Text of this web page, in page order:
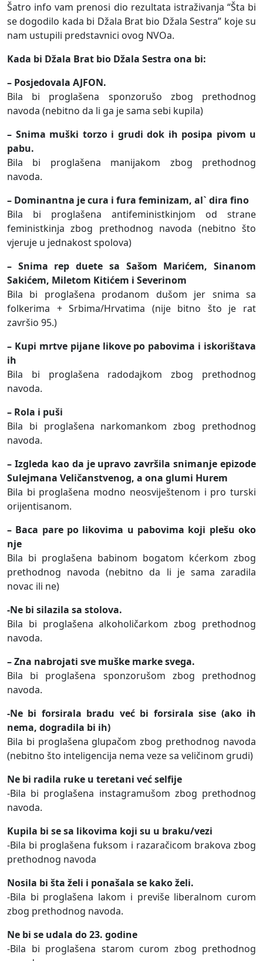
Šatro info vam prenosi dio rezultata istraživanja “Šta bi
se dogodilo kada bi Džala Brat bio Džala Sestra” koje su
nam ustupili predstavnici ovog NVOa.
Kada bi Džala Brat bio Džala Sestra ona bi:
– Posjedovala AJFON.
Bila bi proglašena sponzorušo zbog prethodnog
navoda (nebitno da li ga je sama sebi kupila)
– Snima muški torzo i grudi dok ih posipa pivom u
pabu.
Bila bi proglašena manijakom zbog prethodnog
navoda.
– Dominantna je cura i fura feminizam, al` dira fino
Bila bi proglašena antifeministkinjom od strane
feministkinja zbog prethodnog navoda (nebitno što
vjeruje u jednakost spolova)
– Snima rep duete sa Sašom Marićem, Sinanom
Sakićem, Miletom Kitićem i Severinom
Bila bi proglašena prodanom dušom jer snima sa
folkerima + Srbima/Hrvatima (nije bitno što je rat
završio 95.)
– Kupi mrtve pijane likove po pabovima i iskorištava
ih
Bila bi proglašena radodajkom zbog prethodnog
navoda.
– Rola i puši
Bila bi proglašena narkomankom zbog prethodnog
navoda.
– Izgleda kao da je upravo završila snimanje epizode
Sulejmana Veličanstvenog, a ona glumi Hurem
Bila bi proglašena modno neosviještenom i pro turski
orijentisanom.
– Baca pare po likovima u pabovima koji plešu oko
nje
Bila bi proglašena babinom bogatom kćerkom zbog
prethodnog navoda (nebitno da li je sama zaradila
novac ili ne)
-Ne bi silazila sa stolova.
Bila bi proglašena alkoholičarkom zbog prethodnog
navoda.
– Zna nabrojati sve muške marke svega.
Bila bi proglašena sponzorušom zbog prethodnog
navoda.
-Ne bi forsirala bradu već bi forsirala sise (ako ih
nema, dogradila bi ih)
Bila bi proglašena glupačom zbog prethodnog navoda
(nebitno što inteligencija nema veze sa veličinom grudi)
Ne bi radila ruke u teretani već selfije
-Bila bi proglašena instagramušom zbog prethodnog
navoda.
Kupila bi se sa likovima koji su u braku/vezi
-Bila bi proglašena fuksom i razaračicom brakova zbog
prethodnog navoda
Nosila bi šta želi i ponašala se kako želi.
-Bila bi proglašena lakom i previše liberalnom curom
zbog prethodnog navoda.
Ne bi se udala do 23. godine
-Bila bi proglašena starom curom zbog prethodnog